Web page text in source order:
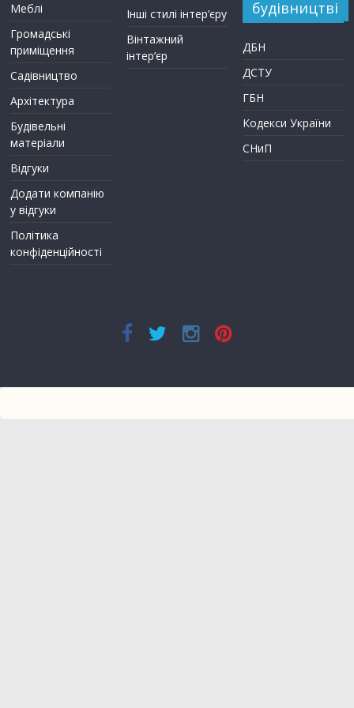
Меблі
Громадські
приміщення
Садівництво
Архітектура
Будівельні
матеріали
Відгуки
Додати компанію
у відгуки
Політика
конфіденційності
Інші стилі інтер’єру
Вінтажний
інтер’єр
будівництві
ДБН
ДСТУ
ГБН
Кодекси України
СНиП